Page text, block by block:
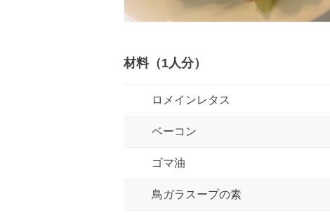
材料（1人分）
ロメインレタス
ベーコン
ゴマ油
鳥ガラスープの素